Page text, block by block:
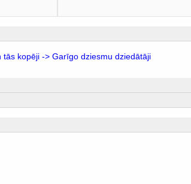
kopēji -> Garīgo dziesmu dziedātāji